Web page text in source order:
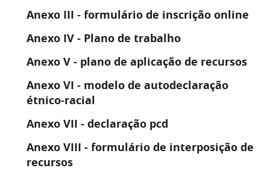
Anexo III - formulário de inscrição online
Anexo IV - Plano de trabalho
Anexo V - plano de aplicação de recursos
Anexo VI - modelo de autodeclaração
étnico-racial
Anexo VII - declaração pcd
Anexo VIII - formulário de interposição de
recursos